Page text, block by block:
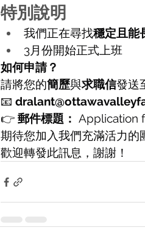
特別說明
我們正在尋找穩定且能
3月份開始正式上班
如何申請？
請將您的簡歷與求職信發送
📧
👉 郵件標題： Application
期待您加入我們充滿活力的
歡迎轉發此訊息，謝謝！